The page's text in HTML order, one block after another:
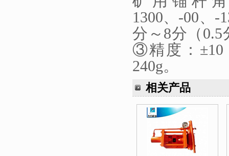
1300、-00、-
分～8分（0.5
③精度：±10
240g。
相关产品